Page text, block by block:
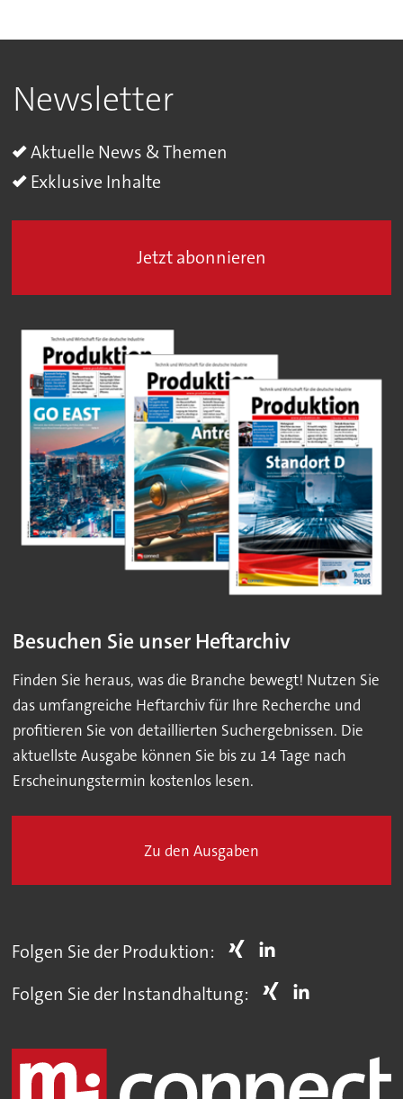
Newsletter
Aktuelle News & Themen
Exklusive Inhalte
Jetzt abonnieren
Besuchen Sie unser Heftarchiv
Finden Sie heraus, was die Branche bewegt! Nutzen Sie
das umfangreiche Heftarchiv für Ihre Recherche und
profitieren Sie von detaillierten Suchergebnissen. Die
aktuellste Ausgabe können Sie bis zu 14 Tage nach
Erscheinungstermin kostenlos lesen.
Zu den Ausgaben
Folgen Sie der Produktion:
Folgen Sie der Instandhaltung: